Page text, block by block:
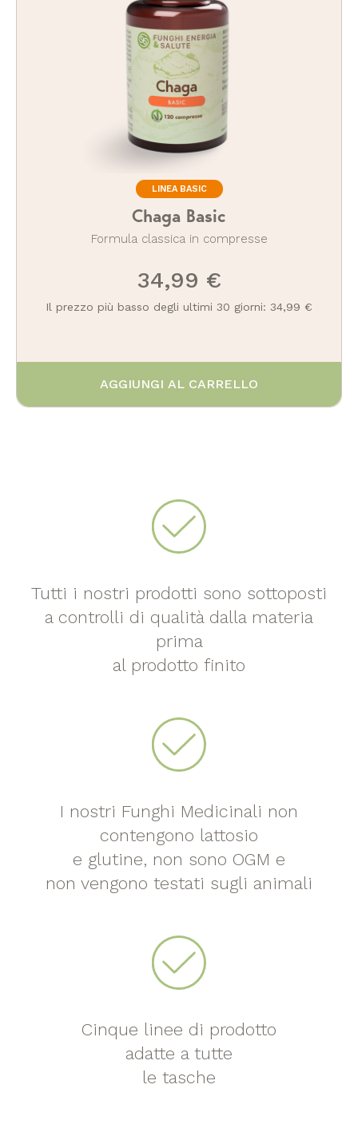
LINEA BASIC
Chaga Basic
Formula classica in compresse
34,99 €
Il prezzo più basso degli ultimi 30 giorni: 34,99 €
AGGIUNGI AL CARRELLO
Tutti i nostri prodotti sono sottoposti
a controlli di qualità dalla materia
prima
al prodotto finito
I nostri Funghi Medicinali non
contengono lattosio
e glutine, non sono OGM e
non vengono testati sugli animali
Cinque linee di prodotto
adatte a tutte
le tasche